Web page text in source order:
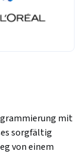
mit
sorgfältig
von einem